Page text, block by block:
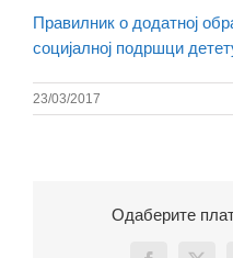
Правилник о додатној
социјалној подршци
23/03/2017
Одаберите